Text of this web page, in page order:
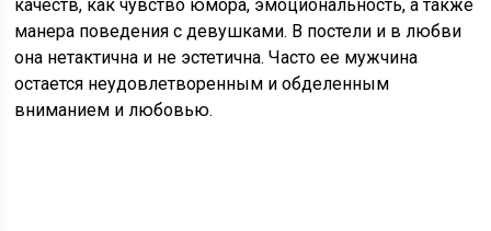
качеств, как чувство юмора, эмоциональность, а также
манера поведения с девушками. В постели и в любви
она нетактична и не эстетична. Часто ее мужчина
остается неудовлетворенным и обделенным
вниманием и любовью.